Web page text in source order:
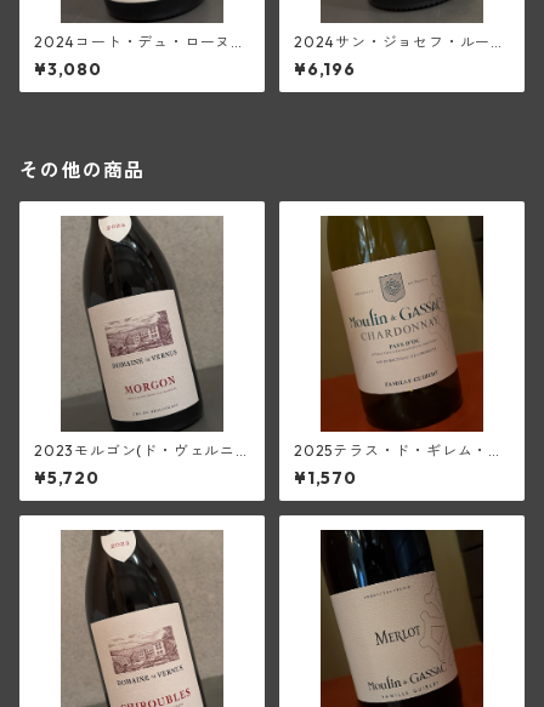
2024コート・デュ・ローヌ・
モン・クール(ジャン・ルイ・
シャーヴ・セレクション)
¥3,080
2024サン・ジョセフ・ルージ
ュ・オフル(ジャン・ルイ・シ
ャーヴ・セレクション)
¥6,196
その他の商品
2023モルゴン(ド・ヴェルニ
ュス)
¥5,720
2025テラス・ド・ギレム・シ
ャルドネ<ペイ・ドック>(ムー
ラン・ド・ガサック)
¥1,570